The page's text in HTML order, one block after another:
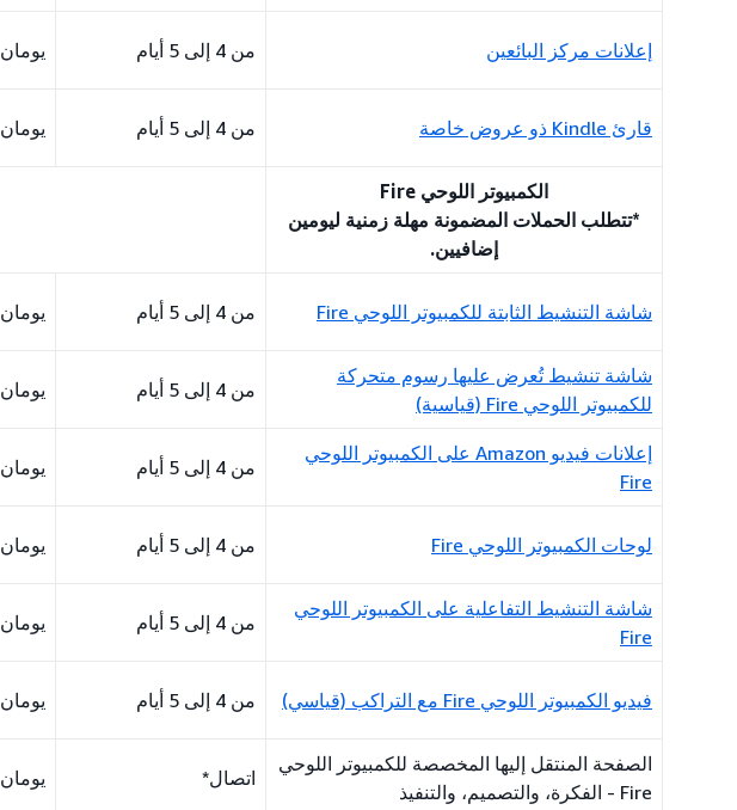
إعلانات مركز البائعين من 4 إلى 5 أيام يومان
قارئ Kindle ذو عروض خاصة من 4 إلى 5 أيام يومان
الكمبيوتر اللوحي Fire
*تتطلب الحملات المضمونة مهلة زمنية ليومين
إضافيين.
شاشة التنشيط الثابتة للكمبيوتر اللوحي Fire من 4 إلى 5 أيام يومان
شاشة تنشيط تُعرض عليها رسوم متحركة
للكمبيوتر اللوحي Fire (قياسية)
من 4 إلى 5 أيام يومان
إعلانات فيديو Amazon على الكمبيوتر اللوحي
Fire
من 4 إلى 5 أيام يومان
لوحات الكمبيوتر اللوحي Fire من 4 إلى 5 أيام يومان
شاشة التنشيط التفاعلية على الكمبيوتر اللوحي
Fire
من 4 إلى 5 أيام يومان
فيديو الكمبيوتر اللوحي Fire مع التراكب (قياسي) من 4 إلى 5 أيام يومان
الصفحة المنتقل إليها المخصصة للكمبيوتر اللوحي
Fire - الفكرة، والتصميم، والتنفيذ
اتصال* يومان